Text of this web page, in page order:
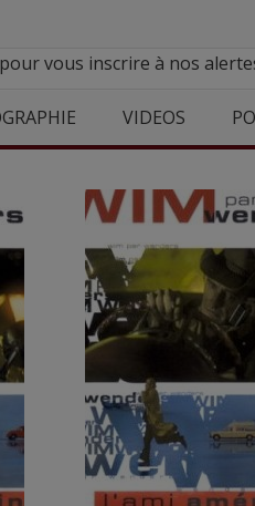
pour vous inscrire à nos
VIDEOS